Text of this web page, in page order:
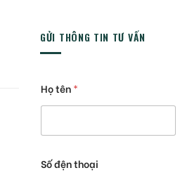
GỬI THÔNG TIN TƯ VẤN
Họ tên*
Số đện thoại